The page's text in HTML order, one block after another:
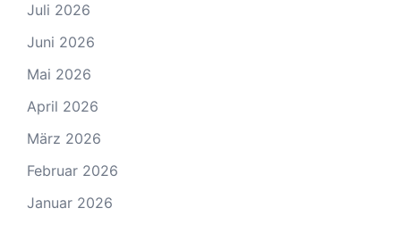
Juli 2026
Juni 2026
Mai 2026
April 2026
März 2026
Februar 2026
Januar 2026